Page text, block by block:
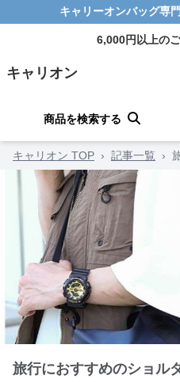
キャリーオンバッグ専
6,000円以上の
キャリオン
商品を検索する
キャリオン TOP › 記事一覧 ›
旅行におすすめのショル